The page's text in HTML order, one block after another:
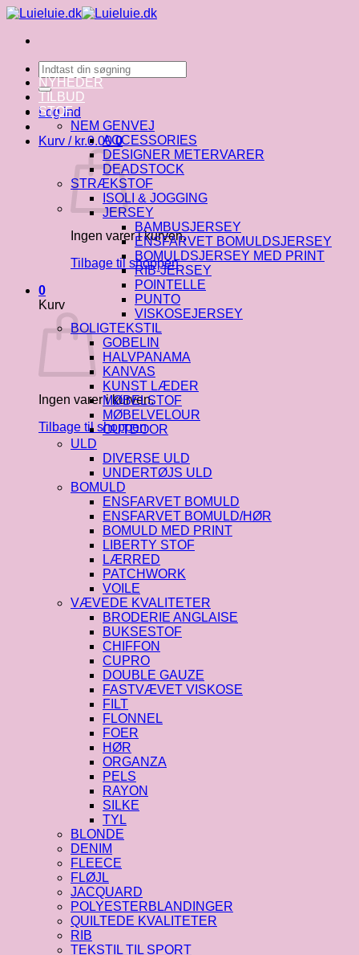
Fortsæt
indhold
Søg
efter:
Log ind
Kurv / kr.0.00 0
Ingen varer i kurven.
Tilbage til shoppen
0
Kurv
Ingen varer i kurven.
Tilbage til shoppen
NYHEDER
TILBUD
STOF
NEM GENVEJ
ACCESSORIES
DESIGNER METERVARER
DEADSTOCK
STRÆKSTOF
ISOLI & JOGGING
JERSEY
BAMBUSJERSEY
ENSFARVET BOMULDSJERSEY
BOMULDSJERSEY MED PRINT
RIB-JERSEY
POINTELLE
PUNTO
VISKOSEJERSEY
BOLIGTEKSTIL
GOBELIN
HALVPANAMA
KANVAS
KUNST LÆDER
MØBELSTOF
MØBELVELOUR
OUTDOOR
ULD
DIVERSE ULD
UNDERTØJS ULD
BOMULD
ENSFARVET BOMULD
ENSFARVET BOMULD/HØR
BOMULD MED PRINT
LIBERTY STOF
LÆRRED
PATCHWORK
VOILE
VÆVEDE KVALITETER
BRODERIE ANGLAISE
BUKSESTOF
CHIFFON
CUPRO
DOUBLE GAUZE
FASTVÆVET VISKOSE
FILT
FLONNEL
FOER
HØR
ORGANZA
PELS
RAYON
SILKE
TYL
BLONDE
DENIM
FLEECE
FLØJL
JACQUARD
POLYESTERBLANDINGER
QUILTEDE KVALITETER
RIB
TEKSTIL TIL SPORT